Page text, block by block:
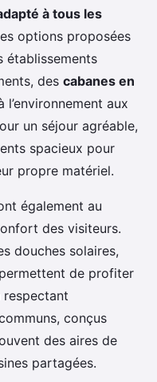
à tous les
options proposées
établissements
des cabanes en
l’environnement aux
un séjour agréable,
spacieux pour
propre matériel.
également au
des visiteurs.
douches solaires,
de profiter
respectant
conçus
des aires de
partagées.